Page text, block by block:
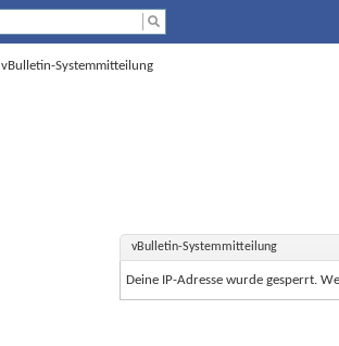
vBulletin-Systemmitteilung
vBulletin-Systemmitteilung
Deine IP-Adresse wurde gesperrt.